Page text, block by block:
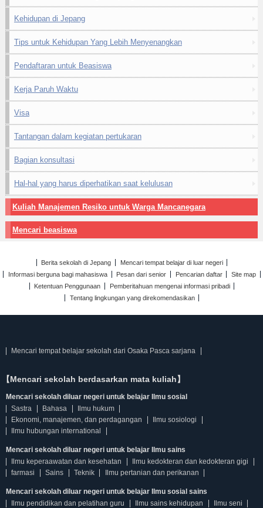
Kehidupan di Jepang
Tips untuk Kehidupan Yang Lebih Menyenangkan
Pendaftaran untuk Beasiswa
Kerja Paruh Waktu
Visa
Tantangan dalam kegiatan pertukaran
Bagian konsultasi
Hal-hal yang harus diperhatikan saat kelulusan
Kuliah Manajemen Resiko untuk Warga Mancanegara
Mencari beasiswa
Berita sekolah di Jepang
Mencari tempat belajar di luar negeri
Informasi berguna bagi mahasiswa
Pesan dari senior Pencarian daftar
Site map
Ketentuan Penggunaan
Pemberitahuan mengenai informasi pribadi
Tentang lingkungan yang direkomendasikan
Mencari tempat belajar sekolah dari Osaka Pasca sarjana
【Mencari sekolah berdasarkan mata kuliah】
Mencari sekolah diluar negeri untuk belajar Ilmu sosial
Sastra
Bahasa
Ilmu hukum
Ekonomi, manajemen, dan perdagangan
Ilmu sosiologi
Ilmu hubungan international
Mencari sekolah diluar negeri untuk belajar Ilmu sains
Ilmu keperaawatan dan kesehatan
Ilmu kedokteran dan kedokteran gigi
farmasi
Sains Teknik Ilmu pertanian dan perikanan
Mencari sekolah diluar negeri untuk belajar Ilmu sosial sains
Ilmu pendidikan dan pelatihan guru
Ilmu sains kehidupan
Ilmu seni